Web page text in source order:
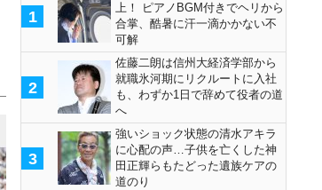
1
上！ ピアノBGM付きでヘリから
合掌、酷暑に汗一滴かかない不
可解
2
佐藤二朗は信州大経済学部から
就職氷河期にリクルートに入社
も、わずか1日で辞めて役者の道
へ
3
強いショック状態の清水アキラ
に心配の声…子供を亡くした神
田正輝らもたどった遺族ケアの
道のり